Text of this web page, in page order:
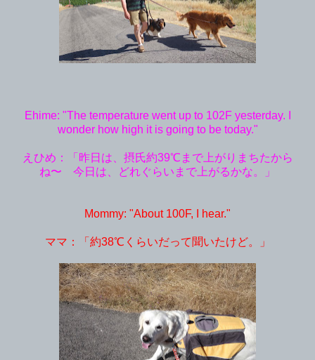
Ehime: "The temperature went up to 102F yesterday. I
wonder how high it is going to be today."
えひめ：「昨日は、摂氏約39℃まで上がりまちたから
ね〜 今日は、どれぐらいまで上がるかな。」
Mommy: "About 100F, I hear."
ママ：「約38℃くらいだって聞いたけど。」